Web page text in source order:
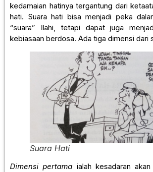
kedamaian hatinya tergantung dari
hati. Suara hati bisa menjadi peka
“suara” Ilahi, tetapi dapat juga
kebiasaan berdosa. Ada tiga dimensi dari
Suara Hati
Dimensi pertama ialah kesadaran